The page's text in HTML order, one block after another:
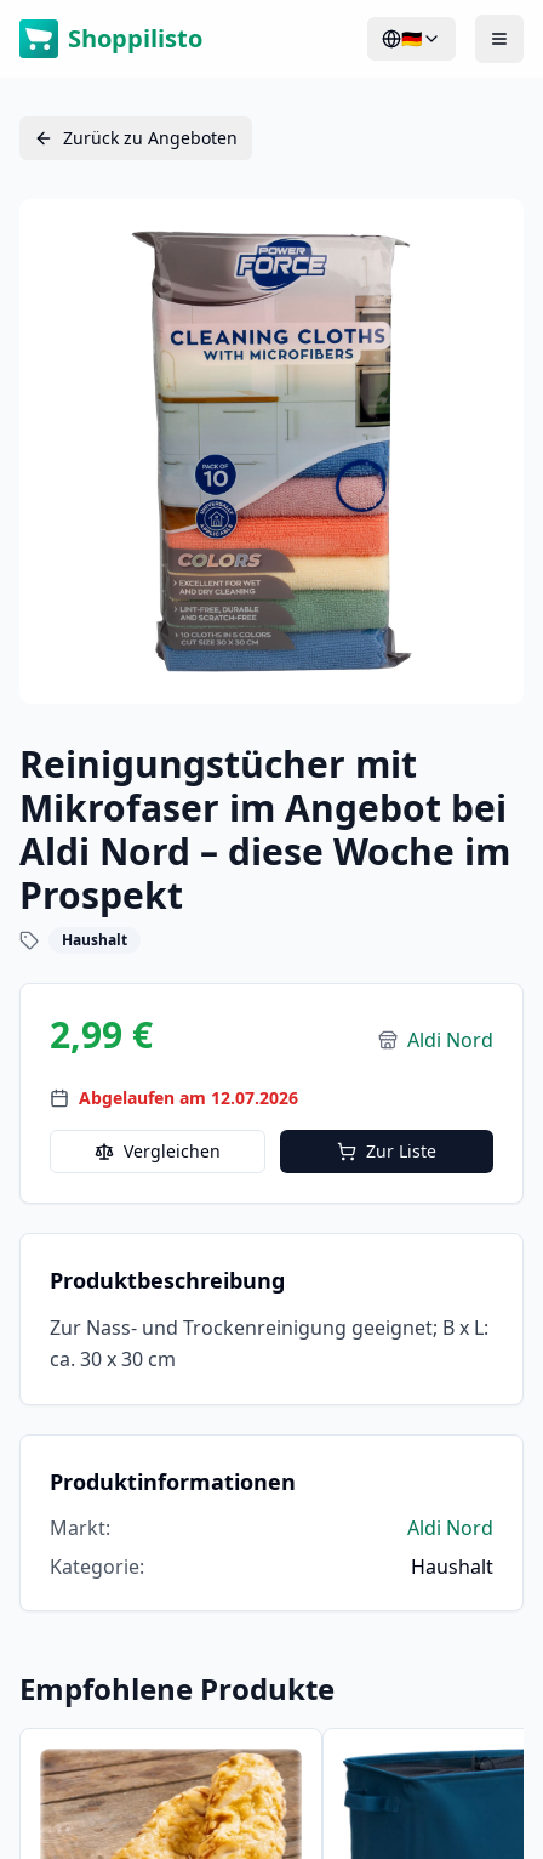
Shoppilisto 🇩🇪
Zurück zu Angeboten
Reinigungstücher mit
Mikrofaser im Angebot bei
Aldi Nord – diese Woche im
Prospekt
Haushalt
2,99 € Aldi Nord
Abgelaufen am 12.07.2026
Vergleichen Zur Liste
Produktbeschreibung
Zur Nass- und Trockenreinigung geeignet; B x L:
ca. 30 x 30 cm
Produktinformationen
Markt:
Aldi Nord
Kategorie: Haushalt
Empfohlene Produkte